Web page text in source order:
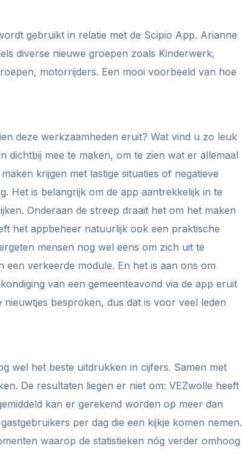
gebruikt in relatie met de Scipio App. Arianne
diverse nieuwe groepen zoals Kinderwerk,
motorrijders. Een mooi voorbeeld van hoe
deze werkzaamheden eruit? Wat vind u zo leuk
dichtbij mee te maken, om te zien wat er allemaal
krijgen met lastige situaties of negatieve
Het is belangrijk om de app aantrekkelijk in te
Onderaan de streep draait het om het maken
het appbeheer natuurlijk ook een praktische
mensen nog wel eens om zich uit te
verkeerde module. En het is aan ons om
van een gemeenteavond via de app eruit
besproken, dus dat is voor veel leden
wel het beste uitdrukken in cijfers. Samen met
De resultaten liegen er niet om: VEZwolle heeft
kan er gerekend worden op meer dan
per dag die een kijkje komen nemen.
waarop de statistieken nóg verder omhoog